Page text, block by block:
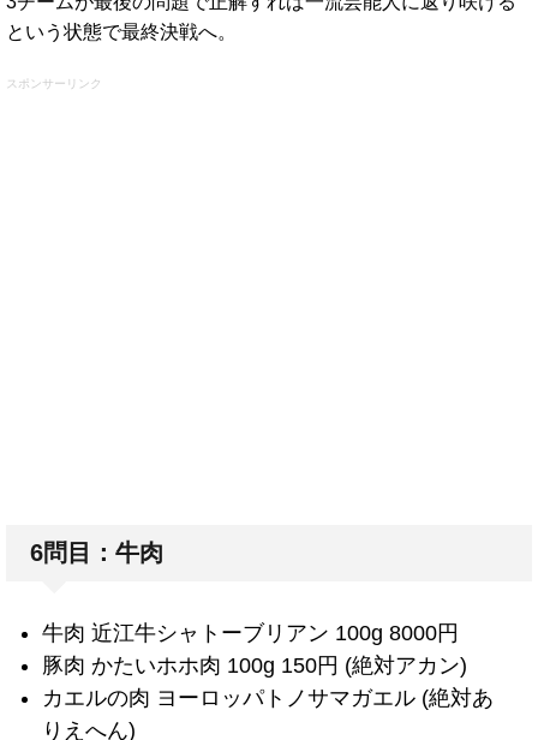
という状態で最終決戦へ。
スポンサーリンク
6問目：牛肉
牛肉 近江牛シャトーブリアン 100g 8000円
豚肉 かたいホホ肉 100g 150円 (絶対アカン)
カエルの肉 ヨーロッパトノサマガエル (絶対あ
りえへん)